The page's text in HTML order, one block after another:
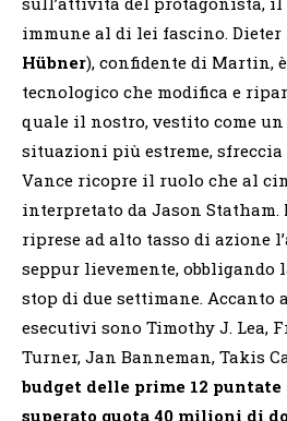
immune al di lei fascino. Dieter
Hübner), confidente di Martin,
tecnologico che modifica e
quale il nostro, vestito come
situazioni più estreme,
Vance ricopre il ruolo che al
interpretato da Jason Statham.
riprese ad alto tasso di azione
seppur lievemente, obbligando
stop di due settimane. Accanto
esecutivi sono Timothy J. Lea,
Turner, Jan Banneman, Takis
budget delle prime 12
superato quota 40 milioni di